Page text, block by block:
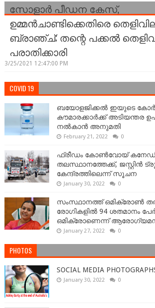
സോളാർ പീഡന കേസ്,
ഉമ്മൻചാണ്ടിക്കെതിരെ
ബ്രാഞ്ച്; തന്റെ പക്കൽ
പരാതിക്കാരി
3/25/2021 12:47:00 PM
COVID 19
ബയോളജിക്കല്‍ ഇയുടെ
കൗമാരക്കാർക്ക് അടിയന്തര
നൽകാൻ അനുമതി
February 21, 2022 0
ഫ്രീഡം കോണ്‍വോയ്
തലസ്ഥാനത്തേക്ക്,
കേന്ദ്രത്തിലെന്ന് സൂചന
January 30, 2022 0
സംസ്ഥാനത്ത് ഒമിക്രോണ്‍
രോഗികളിൽ 94 ശതമാനം
ഒമിക്രോണെന്ന്
January 27, 2022 0
PHOTOS
SOCIAL MEDIA
January 30, 2022 0